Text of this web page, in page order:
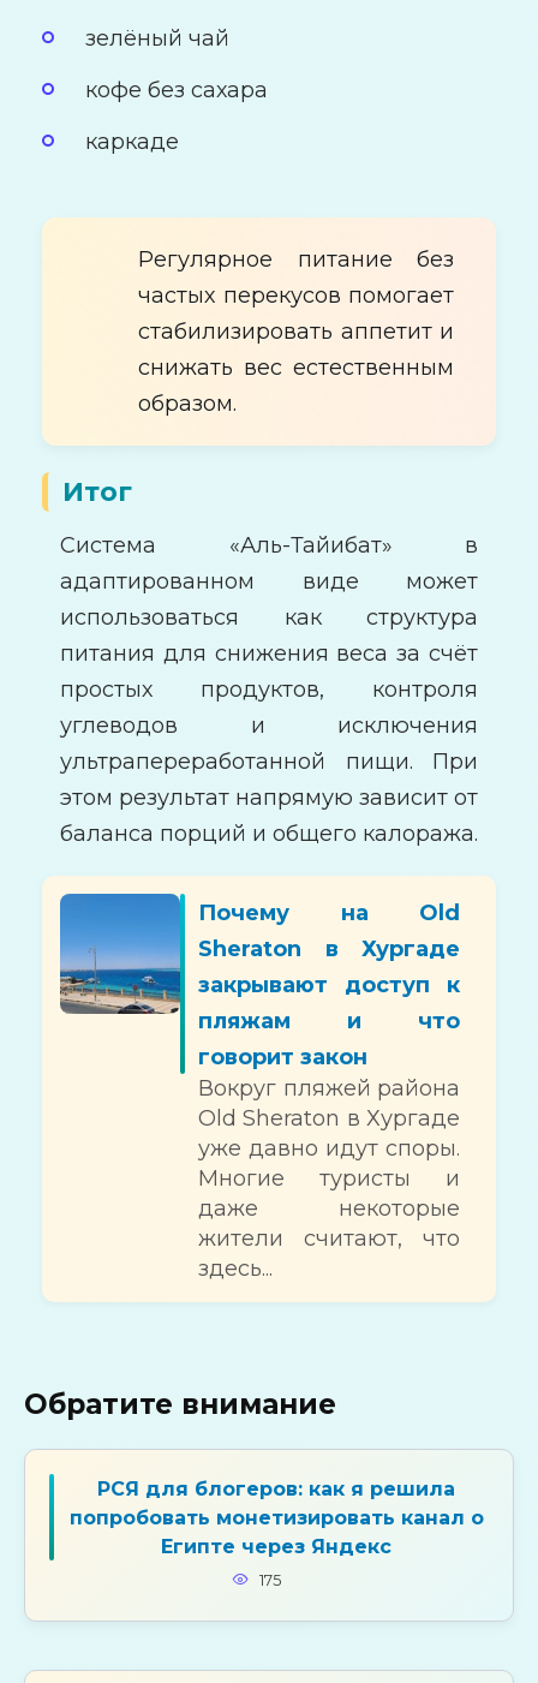
зелёный чай
кофе без сахара
каркаде
Регулярное питание без
частых перекусов помогает
стабилизировать аппетит и
снижать вес естественным
образом.
Итог
Система «Аль-Тайибат» в
адаптированном виде может
использоваться как структура
питания для снижения веса за счёт
простых продуктов, контроля
углеводов и исключения
ультрапереработанной пищи. При
этом результат напрямую зависит от
баланса порций и общего калоража.
Почему на Old
Sheraton в Хургаде
закрывают доступ к
пляжам и что
говорит закон
Вокруг пляжей района
Old Sheraton в Хургаде
уже давно идут споры.
Многие туристы и
даже некоторые
жители считают, что
здесь...
Обратите внимание
РСЯ для блогеров: как я решила
попробовать монетизировать канал о
Египте через Яндекс
175